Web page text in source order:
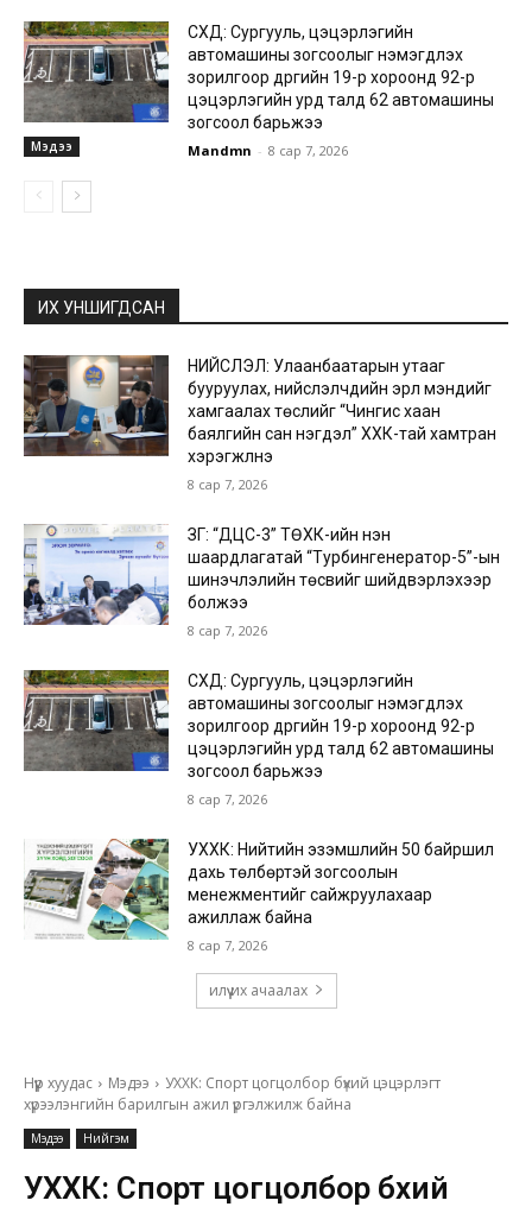
Мэдээ
СХД: Сургууль, цэцэрлэгийн
автомашины зогсоолыг нэмэгдүүлэх
зорилгоор дүүргийн 19-р хороонд 92-р
цэцэрлэгийн урд талд 62 автомашины
зогсоол барьжээ
Mandmn - 8 сар 7, 2026
ИХ УНШИГДСАН
НИЙСЛЭЛ: Улаанбаатарын утааг
бууруулах, нийслэлчүүдийн эрүүл мэндийг
хамгаалах төслийг “Чингис хаан
баялгийн сан нэгдэл” ХХК-тай хамтран
хэрэгжүүлнэ
8 сар 7, 2026
ЗГ: “ДЦС-3” ТӨХК-ийн нэн
шаардлагатай “Турбингенератор-5”-ын
шинэчлэлийн төсвийг шийдвэрлэхээр
болжээ
8 сар 7, 2026
СХД: Сургууль, цэцэрлэгийн
автомашины зогсоолыг нэмэгдүүлэх
зорилгоор дүүргийн 19-р хороонд 92-р
цэцэрлэгийн урд талд 62 автомашины
зогсоол барьжээ
8 сар 7, 2026
УХХК: Нийтийн эзэмшлийн 50 байршил
дахь төлбөртэй зогсоолын
менежментийг сайжруулахаар
ажиллаж байна
8 сар 7, 2026
илүү их ачаалах